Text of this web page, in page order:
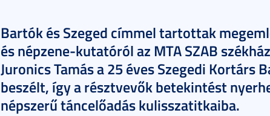
Bartók és Szeged címmel tartottak
és népzene-kutatóról az MTA SZAB
Juronics Tamás a 25 éves Szegedi
beszélt, így a résztvevők betekintést
népszerű táncelőadás kulisszatitkaiba.